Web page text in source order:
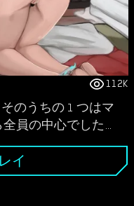
112K
のうちの 1 つはマ
員の中心でした。
間の亀裂はすべて
えました。多くの
したが、そこから
イ